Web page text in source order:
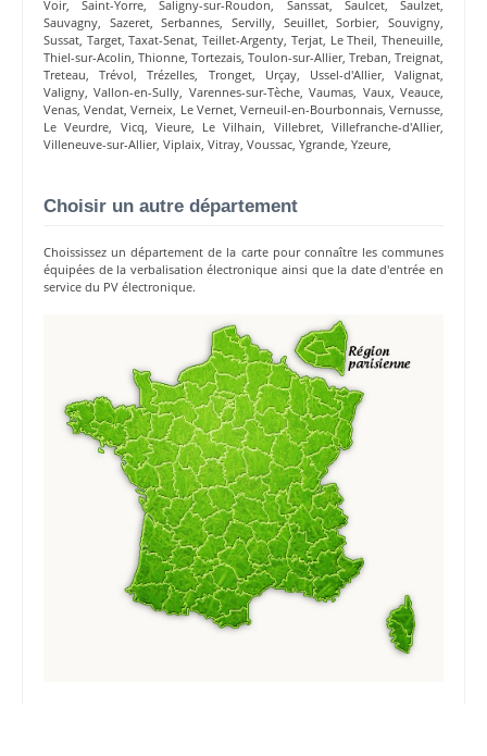
Voir,Saint-Yorre,Saligny-sur-Roudon, Sanssat, Saulcet,Saulzet,
Sauvagny, Sazeret,Serbannes,Servilly, Seuillet,Sorbier,Souvigny,
Sussat, Target,Taxat-Senat,Teillet-Argenty, Terjat, Le Theil,Theneuille,
Thiel-sur-Acolin, Thionne, Tortezais, Toulon-sur-Allier, Treban, Treignat,
Treteau,Trévol,Trézelles, Tronget, Urçay, Ussel-d'Allier,Valignat,
Valigny,Vallon-en-Sully, Varennes-sur-Tèche,Vaumas, Vaux,Veauce,
Venas,Vendat,Verneix, Le Vernet, Verneuil-en-Bourbonnais,Vernusse,
Le Veurdre, Vicq, Vieure, Le Vilhain, Villebret,Villefranche-d'Allier,
Villeneuve-sur-Allier, Viplaix, Vitray, Voussac, Ygrande, Yzeure,
Choisir un autre département
Choississez un département de la carte pour connaître les communes
équipées de la verbalisation électronique ainsi que la date d'entrée en
service du PV électronique.